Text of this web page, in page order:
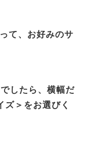
て、お好みのサ
したら、横幅だ
＞をお選びく